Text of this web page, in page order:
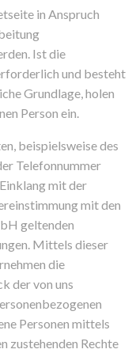
in Anspruch
Ist die
und besteht
Grundlage, holen
Person ein.
beispielsweise des
Telefonnummer
mit der
mit den
geltenden
Mittels dieser
die
der von uns
Personen mittels
zustehenden Rechte